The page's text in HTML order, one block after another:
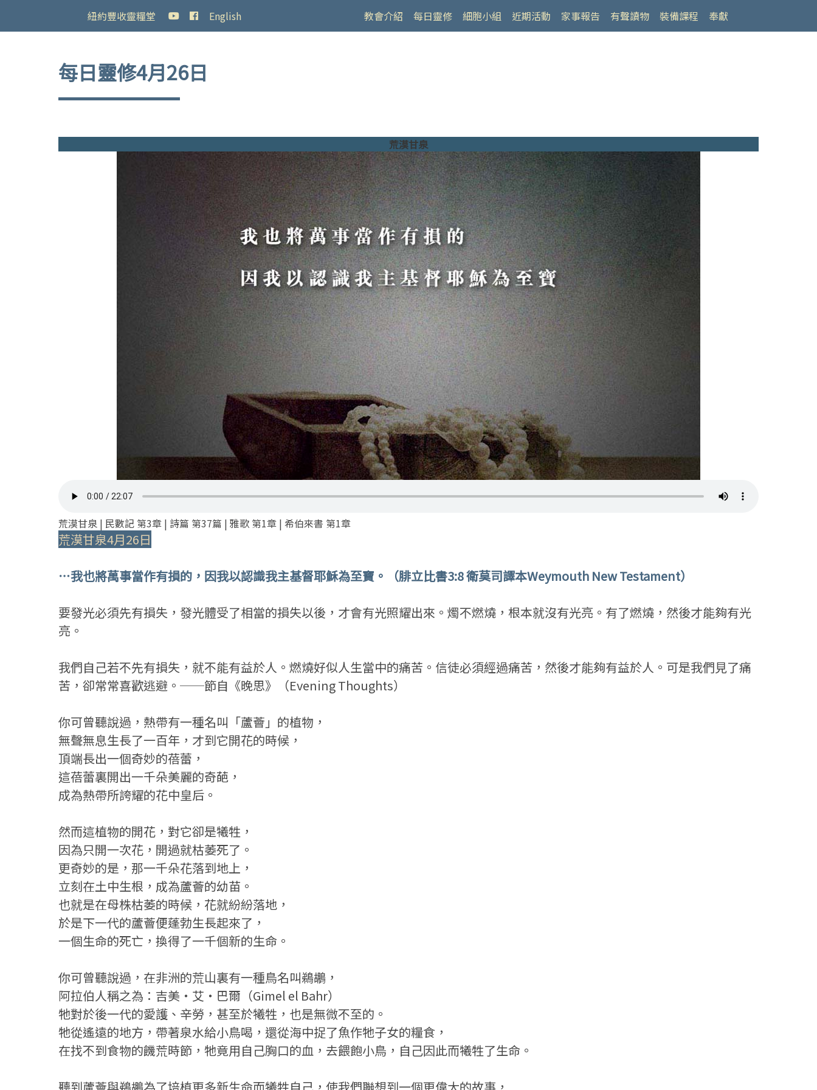
紐約豐收靈糧堂 English 教會介紹 每日靈修 細胞小組 近期活動 家事報告 有聲讀物 裝備課程 奉獻
每日靈修4月26日
荒漠甘泉
荒漠甘泉 | 民數記 第3章 | 詩篇 第37篇 | 雅歌 第1章 | 希伯來書 第1章
荒漠甘泉4月26日
⋯我也將萬事當作有損的，因我以認識我主基督耶穌為至寶。（腓立比書3:8 衛莫司譯本Weymouth New Testament）
要發光必須先有損失，發光體受了相當的損失以後，才會有光照耀出來。燭不燃燒，根本就沒有光亮。有了燃燒，然後才能夠有光
亮。
我們自己若不先有損失，就不能有益於人。燃燒好似人生當中的痛苦。信徒必須經過痛苦，然後才能夠有益於人。可是我們見了痛
苦，卻常常喜歡逃避。──節自《晚思》（Evening Thoughts）
你可曾聽說過，熱帶有一種名叫「蘆薈」的植物，
無聲無息生長了一百年，才到它開花的時候，
頂端長出一個奇妙的蓓蕾，
這蓓蕾裏開出一千朵美麗的奇葩，
成為熱帶所誇耀的花中皇后。
然而這植物的開花，對它卻是犧牲，
因為只開一次花，開過就枯萎死了。
更奇妙的是，那一千朵花落到地上，
立刻在土中生根，成為蘆薈的幼苗。
也就是在母株枯萎的時候，花就紛紛落地，
於是下一代的蘆薈便蓬勃生長起來了，
一個生命的死亡，換得了一千個新的生命。
你可曾聽說過，在非洲的荒山裏有一種鳥名叫鵜鶘，
阿拉伯人稱之為：吉美‧艾‧巴爾（Gimel el Bahr）
牠對於後一代的愛護、辛勞，甚至於犧牲，也是無微不至的。
牠從遙遠的地方，帶著泉水給小鳥喝，還從海中捉了魚作牠子女的糧食，
在找不到食物的饑荒時節，牠竟用自己胸口的血，去餵飽小鳥，自己因此而犧牲了生命。